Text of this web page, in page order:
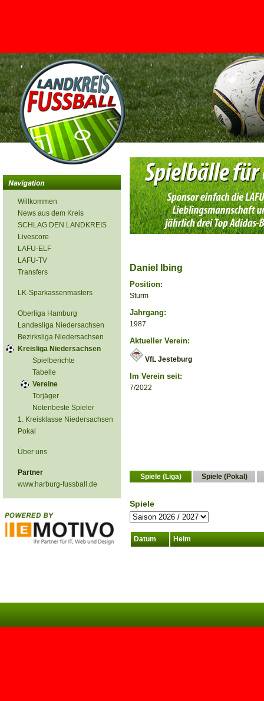
<
Willkommen
News aus dem Kreis
SCHLAG DEN LANDKREIS
Livescore
LAFU-ELF
LAFU-TV
Transfers
LK-Sparkassenmasters
Oberliga Hamburg
Landesliga Niedersachsen
Bezirksliga Niedersachsen
Kreisliga Niedersachsen
Spielberichte
Tabelle
Vereine
Torjäger
Notenbeste Spieler
1. Kreisklasse Niedersachsen
Pokal
Über uns
Partner
www.harburg-fussball.de
Daniel Ibing
Position:
Sturm
Jahrgang:
1987
Aktueller Verein:
VfL Jesteburg
Im Verein seit:
7/2022
Spiele (Liga) Spiele (Pokal)
Spiele
Datum Heim